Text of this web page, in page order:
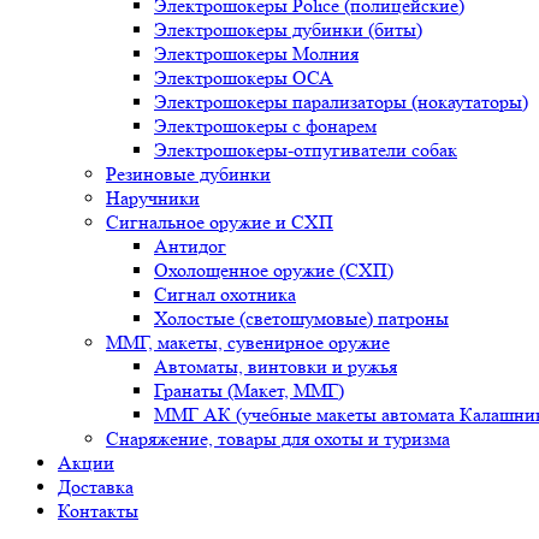
Электрошокеры Police (полицейские)
Электрошокеры дубинки (биты)
Электрошокеры Молния
Электрошокеры ОСА
Электрошокеры парализаторы (нокаутаторы)
Электрошокеры с фонарем
Электрошокеры-отпугиватели собак
Резиновые дубинки
Наручники
Сигнальное оружие и СХП
Антидог
Охолощенное оружие (СХП)
Сигнал охотника
Холостые (светошумовые) патроны
ММГ, макеты, сувенирное оружие
Автоматы, винтовки и ружья
Гранаты (Макет, ММГ)
ММГ АК (учебные макеты автомата
Снаряжение, товары для охоты и туризма
Акции
Доставка
Контакты